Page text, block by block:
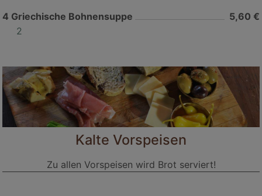
4 Griechische Bohnensuppe
5,60 €
2
Kalte Vorspeisen
Zu allen Vorspeisen wird Brot serviert!